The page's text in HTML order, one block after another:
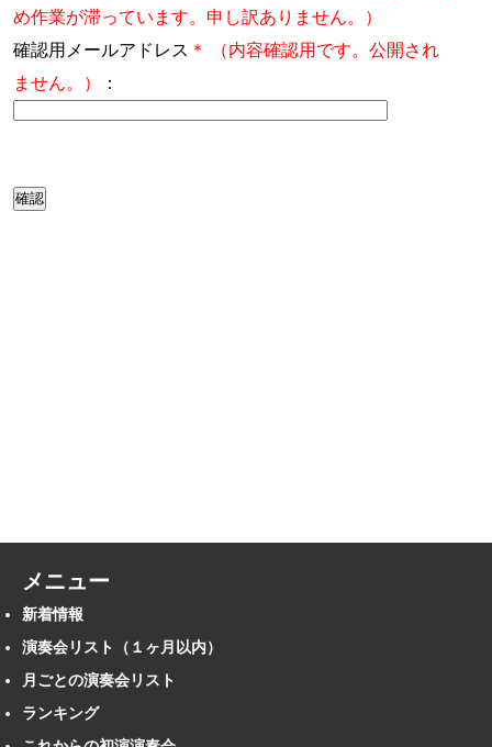
め作業が滞っています。申し訳ありません。）
確認用メールアドレス ＊
（内容確認用です。公開され
ません。）
：
メニュー
新着情報
演奏会リスト（１ヶ月以内）
月ごとの演奏会リスト
ランキング